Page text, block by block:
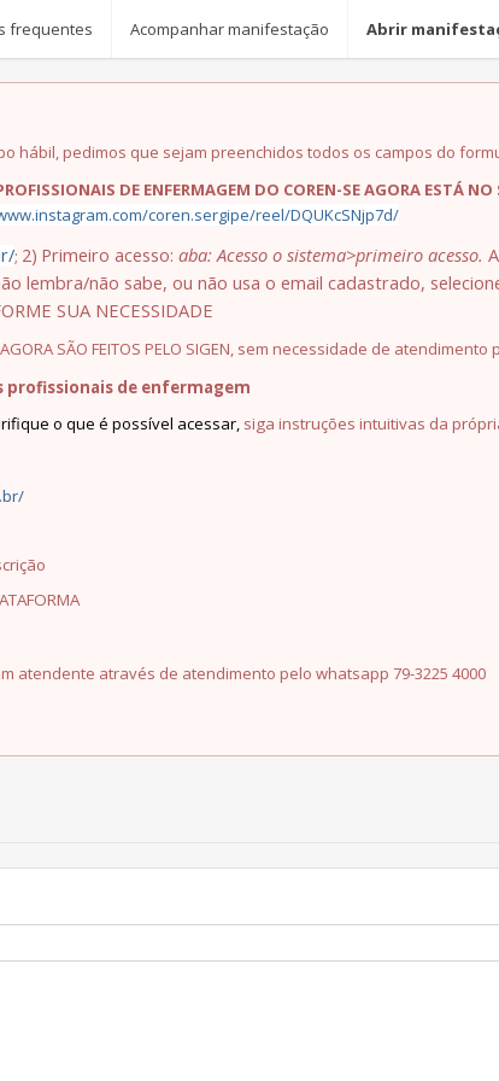
frequentes Acompanhar manifestação Abrir
hábil, pedimos que sejam preenchidos todos os campos do
DE ENFERMAGEM DO COREN-SE AGORA ESTÁ
coren.sergipe/reel/DQUKcSNjp7d/
; 2) Primeiro acesso: aba: Acesso o sistema>primeiro acesso.
lembra/não sabe, ou não usa o email cadastrado,
SUA NECESSIDADE
SÃO FEITOS PELO SIGEN, sem necessidade de atendimento
profissionais de enfermagem
o que é possível acessar, siga instruções intuitivas da
atendente através de atendimento pelo whatsapp 79-3225 4000